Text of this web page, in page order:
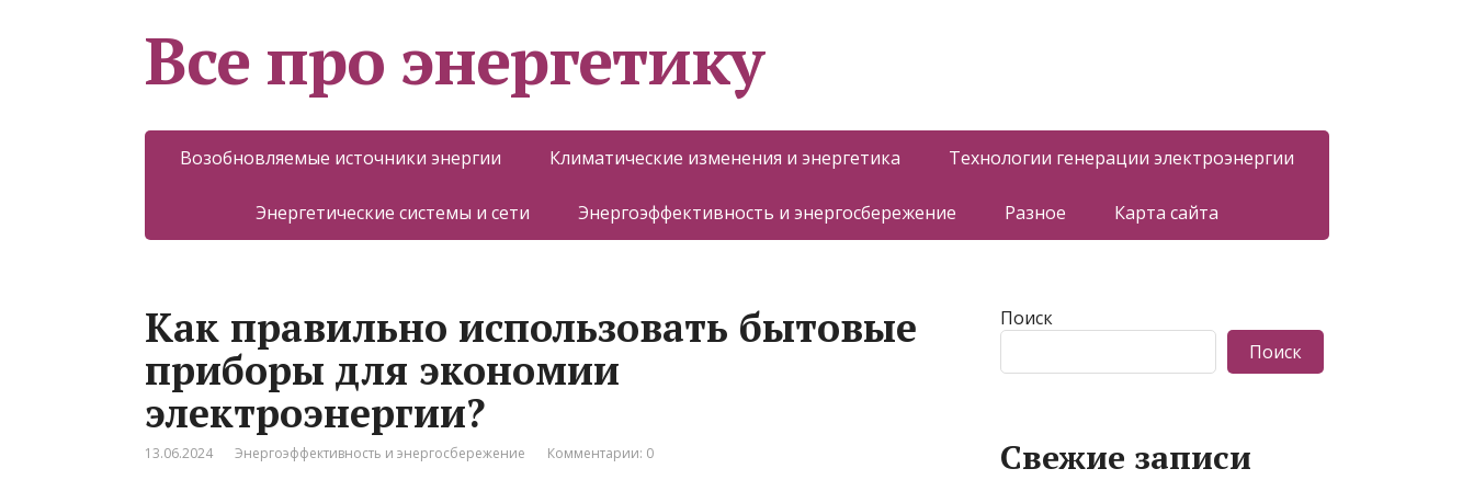
Все про энергетику
Возобновляемые источники энергии Климатические изменения и энергетика Технологии генерации электроэнергии
Энергетические системы и сети Энергоэффективность и энергосбережение Разное Карта сайта
Как правильно использовать бытовые
приборы для экономии
электроэнергии?
13.06.2024 Энергоэффективность и энергосбережение Комментарии: 0
Поиск
Поиск
Свежие записи